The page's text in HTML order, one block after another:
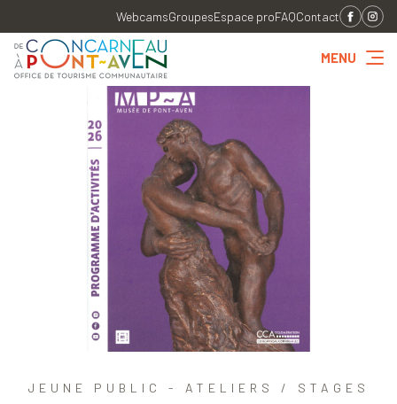
WebcamsGroupesEspace proFAQContact
MENU
JEUNE PUBLIC - ATELIERS / STAGES